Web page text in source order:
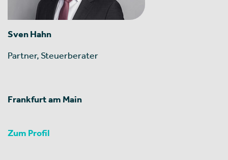
Sven Hahn
Partner, Steuerberater
Frankfurt am Main
Zum Profil